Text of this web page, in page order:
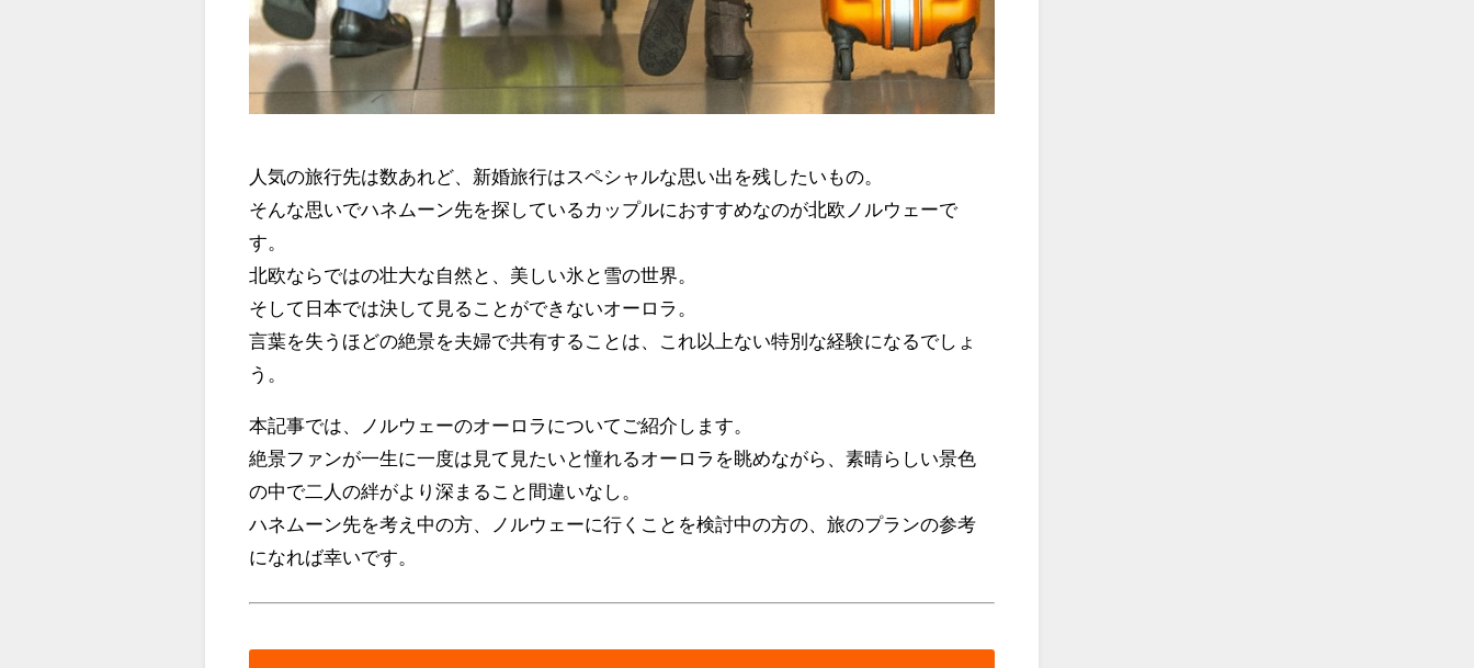
人気の旅行先は数あれど、新婚旅行はスペシャルな思い出を残したいもの。
そんな思いでハネムーン先を探しているカップルにおすすめなのが北欧ノルウェーで
す。
北欧ならではの壮大な自然と、美しい氷と雪の世界。
そして日本では決して見ることができないオーロラ。
言葉を失うほどの絶景を夫婦で共有することは、これ以上ない特別な経験になるでしょ
う。
本記事では、ノルウェーのオーロラについてご紹介します。
絶景ファンが一生に一度は見て見たいと憧れるオーロラを眺めながら、素晴らしい景色
の中で二人の絆がより深まること間違いなし。
ハネムーン先を考え中の方、ノルウェーに行くことを検討中の方の、旅のプランの参考
になれば幸いです。